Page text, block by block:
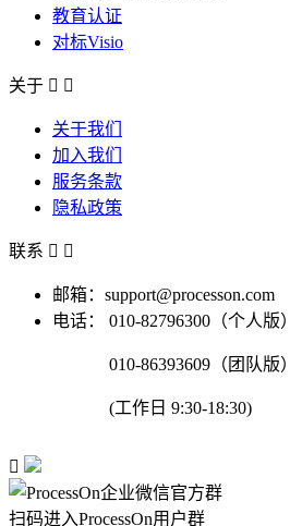
教育认证
对标Visio
关于  
关于我们
加入我们
服务条款
隐私政策
联系  
邮箱：support@processon.com
电话：
010-82796300（个人版）
010-86393609（团队版）
(工作日 9:30-18:30)

扫码进入ProcessOn用户群